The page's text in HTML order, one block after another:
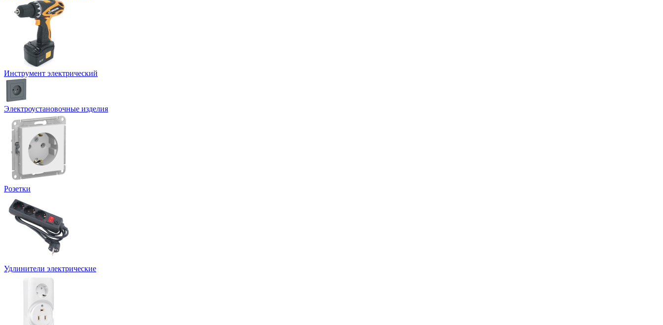
Инструмент электрический
Электроустановочные изделия
Розетки
Удлинители электрические